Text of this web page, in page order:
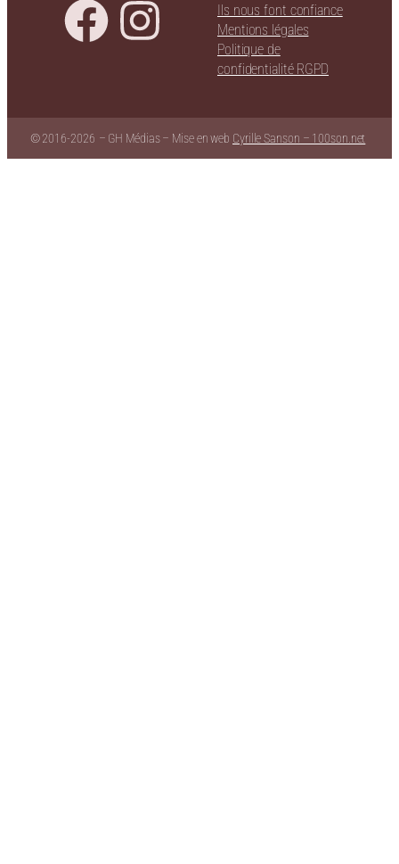
Ils nous font confiance
Mentions légales
Politique de
confidentialité RGPD
© 2016-2026 – GH Médias – Mise en web Cyrille Sanson – 100son.net